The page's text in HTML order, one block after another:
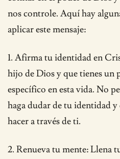
nos controle. Aquí hay
aplicar este mensaje:
1. Afirma tu identidad en
hijo de Dios y que tienes un
específico en esta vida. No
haga dudar de tu identidad
hacer a través de ti.
2. Renueva tu mente: Llena